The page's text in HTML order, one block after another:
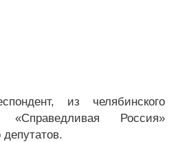
из челябинского
Россия»
депутатов.